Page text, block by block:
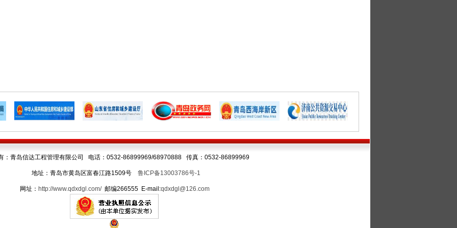
：青岛信达工程管理有限公司 电话：0532-86899969/68970888 传真：0532-86899969
地址：青岛市黄岛区富春江路1509号 鲁ICP备13003786号-1
网址： http://www.qdxdgl.com/邮编266555 E-mail:qdxdgl@126.com